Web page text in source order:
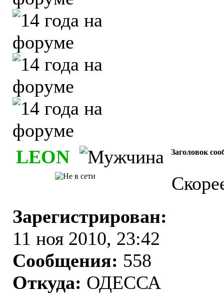
LEON Заголовок
Зарегистрирован:
11 ноя 2010, 23:42
Сообщения: 558
Откуда: ОДЕССА